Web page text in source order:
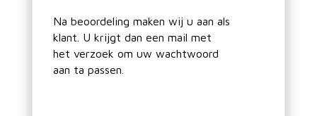
Na beoordeling maken wij u aan als
klant. U krijgt dan een mail met
het verzoek om uw wachtwoord
aan ta passen.